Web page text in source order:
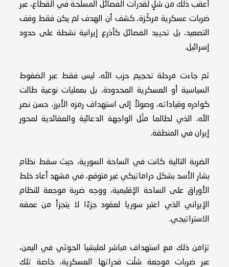
أعقب ذلك من شلٍ لقدرات الفصائل المسلحة في القطاع، عبر
ضربات عسكرية مركّزة، كشف أن الهدف لم يكن فقط وقف
التصعيد، بل تحييد الفصائل كأذرع إيرانية نشطة على حدود
إسرائيل.
ثم جاءت مرحلة تحجيم حزب الله، ليس فقط عبر الضغوط
السياسية أو العسكرية المحدودة، بل بعمليات نوعية طالت
كوادره وقياداته، وصولاً إلى استهداف رمزه الأبرز، حسن نصر
الله، الذي لطالما مثّل الواجهة الدعائية والعقائدية لمحور
إيران في المنطقة.
الضربة التالية كانت في الساحة السورية، حيث سقط نظام
بشار الأسد بشكل دراماتيكي غير متوقع، في مشهد أعاد خلط
الأوراق على الساحة الإقليمية، ووجه ضربة موجعة للنظام
الإيراني الذي اعتبر سوريا لعقود جزءًا لا يتجزأ من عمقه
الاستراتيجي.
تزامن ذلك مع استهداف مباشر لمليشيا الحوثي في اليمن،
عبر ضربات موجعة شلّت قدراتها العسكرية، خاصة تلك